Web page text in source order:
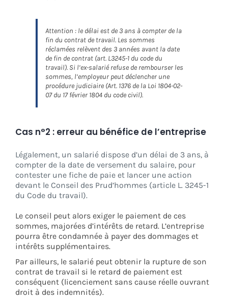
Attention : le délai est de 3 ans à compter de la
fin du contrat de travail. Les sommes
réclamées relèvent des 3 années avant la date
de fin de contrat (art. L3245-1 du code du
travail). Si l’ex-salarié refuse de rembourser les
sommes, l’employeur peut déclencher une
procédure judiciaire (Art. 1376 de la Loi 1804-02-
07 du 17 février 1804 du code civil).
Cas n°2 : erreur au bénéfice de l’entreprise
Légalement, un salarié dispose d’un délai de 3 ans, à
compter de la date de versement du salaire, pour
contester une fiche de paie et lancer une action
devant le Conseil des Prud’hommes (article L. 3245-1
du Code du travail).
Le conseil peut alors exiger le paiement de ces
sommes, majorées d’intérêts de retard. L’entreprise
pourra être condamnée à payer des dommages et
intérêts supplémentaires.
Par ailleurs, le salarié peut obtenir la rupture de son
contrat de travail si le retard de paiement est
conséquent (licenciement sans cause réelle ouvrant
droit à des indemnités).